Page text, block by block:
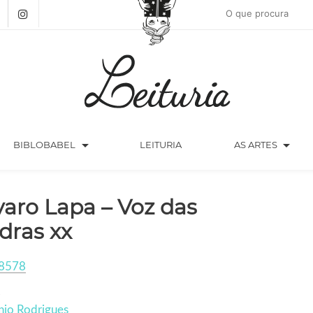
BIBLOBABEL arrow_drop_down LEITURIA AS ARTES arrow_drop_down
Lapa – Voz das
xx
Rodrigues